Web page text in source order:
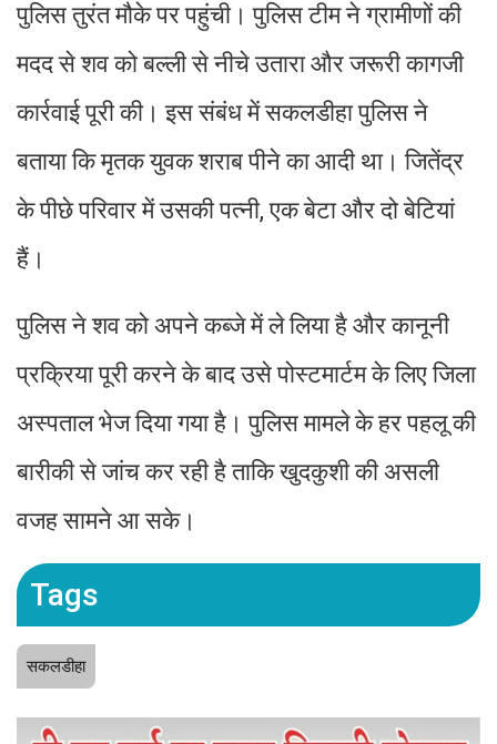
पुलिस तुरंत मौके पर पहुंची। पुलिस टीम ने ग्रामीणों की
मदद से शव को बल्ली से नीचे उतारा और जरूरी कागजी
कार्रवाई पूरी की। इस संबंध में सकलडीहा पुलिस ने
बताया कि मृतक युवक शराब पीने का आदी था। जितेंद्र
के पीछे परिवार में उसकी पत्नी, एक बेटा और दो बेटियां
हैं।
पुलिस ने शव को अपने कब्जे में ले लिया है और कानूनी
प्रक्रिया पूरी करने के बाद उसे पोस्टमार्टम के लिए जिला
अस्पताल भेज दिया गया है। पुलिस मामले के हर पहलू की
बारीकी से जांच कर रही है ताकि खुदकुशी की असली
वजह सामने आ सके।
Tags
सकलडीहा